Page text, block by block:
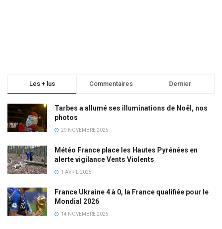
Les + lus Commentaires Dernier
Tarbes a allumé ses illuminations de Noël, nos
photos
29 NOVEMBRE 2025
Météo France place les Hautes Pyrénées en
alerte vigilance Vents Violents
1 AVRIL 2025
France Ukraine 4 à 0, la France qualifiée pour le
Mondial 2026
14 NOVEMBRE 2025